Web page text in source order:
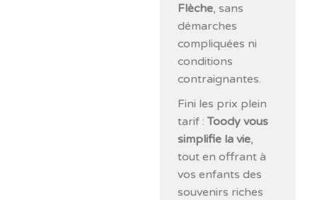
Flèche, sans
démarches
compliquées ni
conditions
contraignantes.
Fini les prix plein
tarif :Toody vous
simplifie la vie,
tout en offrant à
vos enfants des
souvenirs riches